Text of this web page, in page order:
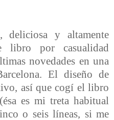
deliciosa y altamente
libro por casualidad
novedades en una
El diseño de
así que cogí el libro
es mi treta habitual
o seis líneas, si me